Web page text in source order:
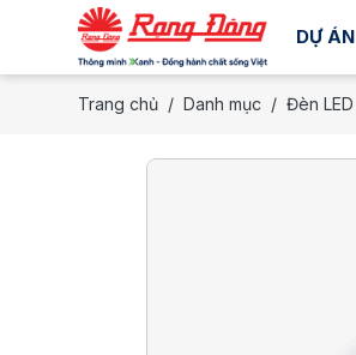
DỰ ÁN
Trang chủ Danh mục Đèn LED